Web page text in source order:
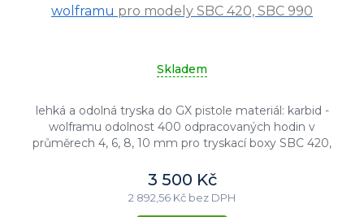
wolframu pro modely SBC 420, SBC 990
produktu
z
5
Skladem
lehká a odolná tryska do GX pistole materiál: karbid -
wolframu odolnost 400 odpracovaných hodin v
průměrech 4, 6, 8, 10 mm pro tryskací boxy SBC 420,
3 500 Kč
2 892,56 Kč bez DPH